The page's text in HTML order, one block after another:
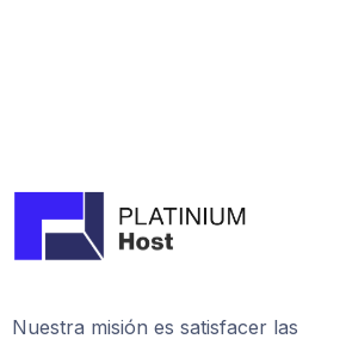
Nuestra misión es satisfacer las